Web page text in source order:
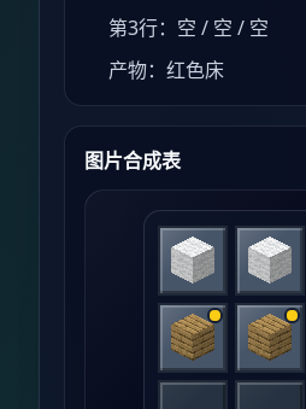
第3行：空 / 空 / 空
产物：红色床
图片合成表